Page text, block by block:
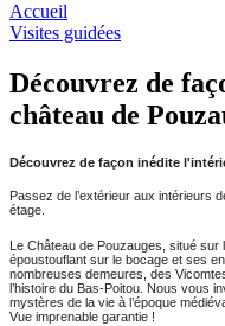
Accueil
Visites guidées
Découvrez de
château de
Découvrez de façon inédite
Passez de l’extérieur aux intérieurs
étage.
Le Château de Pouzauges, situé
époustouflant sur le bocage et ses
nombreuses demeures, des
l’histoire du Bas-Poitou. Nous vous
mystères de la vie à l’époque
Vue imprenable garantie !